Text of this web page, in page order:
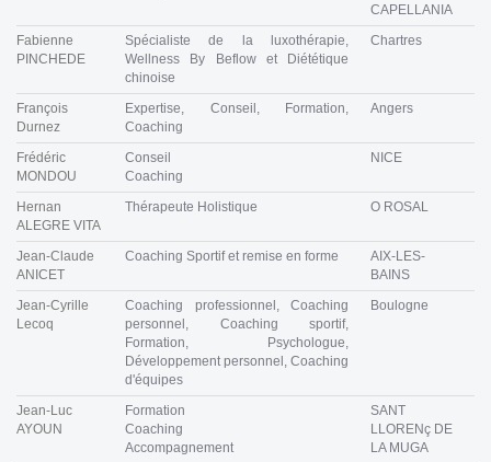
CAPELLANIA
Fabienne
PINCHEDE
Spécialiste de la luxothérapie,
Wellness By Beflow et Diététique
chinoise
Chartres
François
Durnez
Expertise, Conseil, Formation,
Coaching
Angers
Frédéric
MONDOU
Conseil
Coaching
NICE
Hernan
ALEGRE VITA
Thérapeute Holistique O ROSAL
Jean-Claude
ANICET
Coaching Sportif et remise en forme
AIX-LES-
BAINS
Jean-Cyrille
Lecoq
Coaching professionnel, Coaching
personnel, Coaching sportif,
Formation, Psychologue,
Développement personnel, Coaching
d'équipes
Boulogne
Jean-Luc
AYOUN
Formation
Coaching
Accompagnement
SANT
LLORENç DE
LA MUGA